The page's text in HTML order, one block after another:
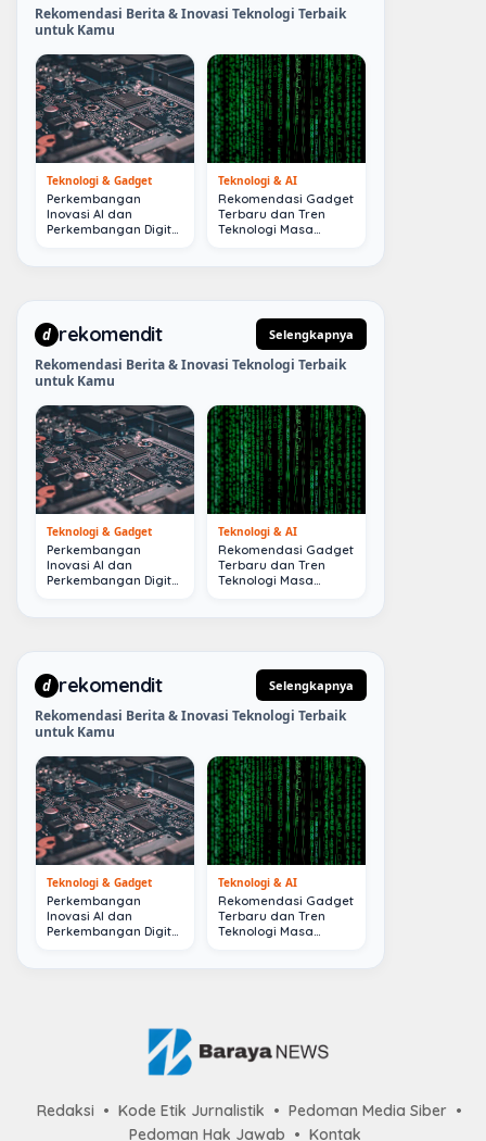
Rekomendasi Berita & Inovasi Teknologi Terbaik
untuk Kamu
Teknologi & Gadget
Perkembangan
Inovasi AI dan
Perkembangan Digital
Teknologi & AI
Rekomendasi Gadget
Terbaru dan Tren
Teknologi Masa
d rekomendit Selengkapnya
Rekomendasi Berita & Inovasi Teknologi Terbaik
untuk Kamu
Teknologi & Gadget
Perkembangan
Inovasi AI dan
Perkembangan Digital
Teknologi & AI
Rekomendasi Gadget
Terbaru dan Tren
Teknologi Masa
d rekomendit Selengkapnya
Rekomendasi Berita & Inovasi Teknologi Terbaik
untuk Kamu
Teknologi & Gadget
Perkembangan
Inovasi AI dan
Perkembangan Digital
Teknologi & AI
Rekomendasi Gadget
Terbaru dan Tren
Teknologi Masa
Redaksi Kode Etik Jurnalistik
Pedoman Media Siber
Pedoman Hak Jawab
Kontak